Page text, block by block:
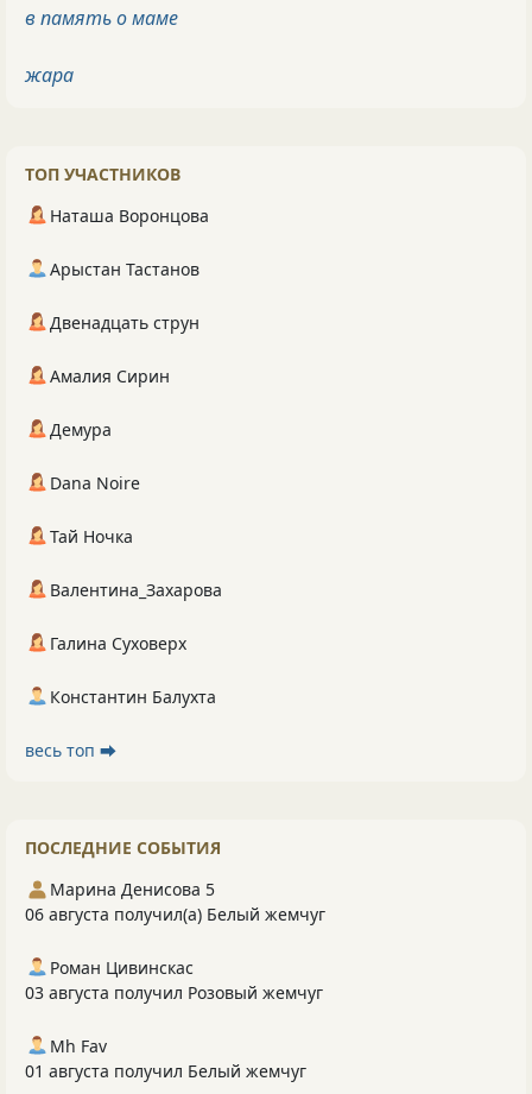
в память о маме
жара
ТОП УЧАСТНИКОВ
Наташа Воронцова
Арыстан Тастанов
Двенадцать струн
Амалия Сирин
Демура
Dana Noire
Тай Ночка
Валентина_Захарова
Галина Суховерх
Константин Балухта
весь топ ⮕
ПОСЛЕДНИЕ СОБЫТИЯ
Марина Денисова 5
06 августа получил(а) Белый жемчуг
Роман Цивинскас
03 августа получил Розовый жемчуг
Mh Fav
01 августа получил Белый жемчуг